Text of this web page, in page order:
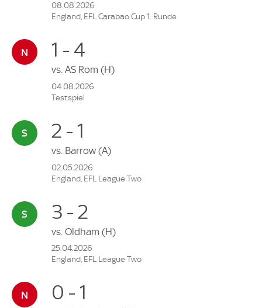
08.08.2026
England, EFL Carabao Cup 1. Runde
1 - 4
vs. AS Rom (H)
04.08.2026
Testspiel
2 - 1
vs. Barrow (A)
02.05.2026
England, EFL League Two
3 - 2
vs. Oldham (H)
25.04.2026
England, EFL League Two
0 - 1